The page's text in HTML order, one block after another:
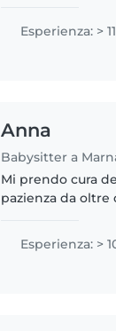
Esperienza: >
Anna
Babysitter a
Mi prendo cura
pazienza da
compiti. Sono a
Esperienza: >